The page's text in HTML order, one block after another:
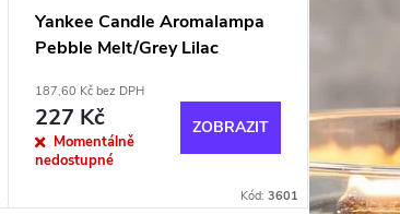
Yankee Candle Aromalampa
Pebble Melt/Grey Lilac
187,60 Kč bez DPH
227 Kč
Momentálně
nedostupné
ZOBRAZIT
Kód: 3601
247